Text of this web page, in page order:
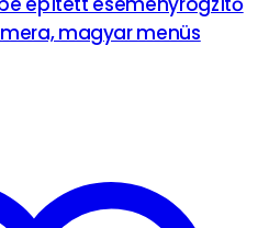
magyar menüs